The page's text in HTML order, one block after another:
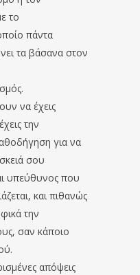
το
πάντα
τα βάσανα στον
να έχεις
την
για να
σου
υπεύθυνος που
και πιθανώς
την
σαν κάποιο
απόψεις